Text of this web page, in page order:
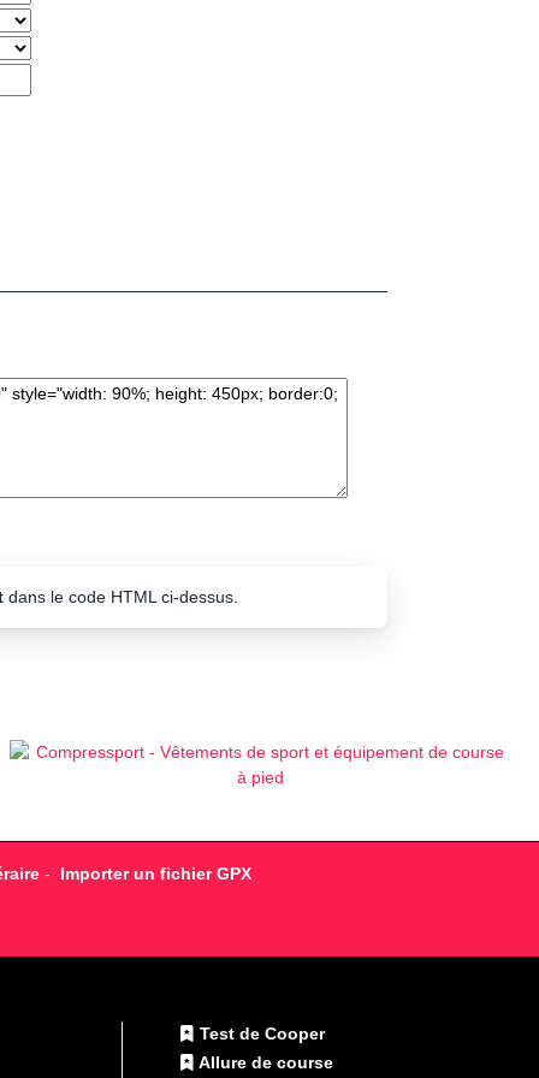
dans le code HTML ci-dessus.
- Importer un fichier GPX
Test de Cooper
Allure de course